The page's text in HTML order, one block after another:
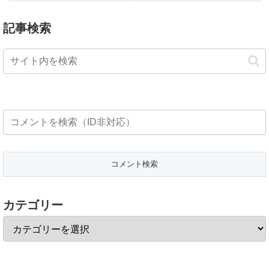
記事検索
カテゴリー